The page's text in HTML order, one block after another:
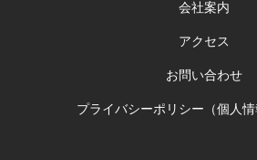
会社案内
アクセス
お問い合わせ
プライバシーポリシー（個人情